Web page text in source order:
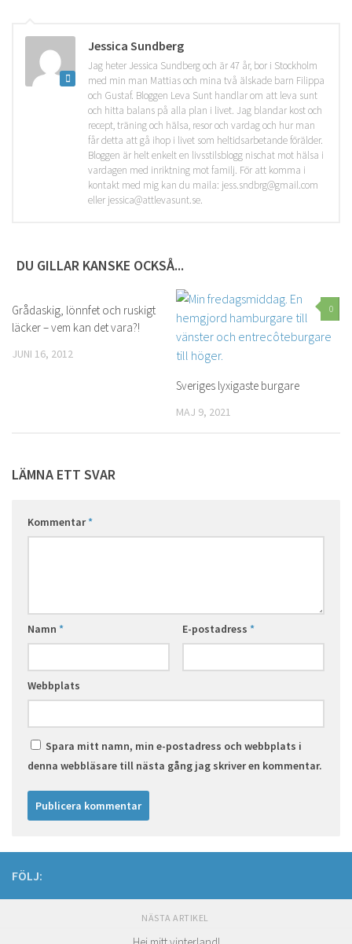
Jessica Sundberg
Jag heter Jessica Sundberg och är 47 år, bor i Stockholm
med min man Mattias och mina två älskade barn Filippa
och Gustaf. Bloggen Leva Sunt handlar om att leva sunt
och hitta balans på alla plan i livet. Jag blandar kost och
recept, träning och hälsa, resor och vardag och hur man
får detta att gå ihop i livet som heltidsarbetande förälder.
Bloggen är helt enkelt en livsstilsblogg nischat mot hälsa i
vardagen med inriktning mot familj. För att komma i
kontakt med mig kan du maila: jess.sndbrg@gmail.com
eller jessica@attlevasunt.se.
DU GILLAR KANSKE OCKSÅ...
Grådaskig, lönnfet och ruskigt
läcker – vem kan det vara?!
JUNI 16, 2012
0
Sveriges lyxigaste burgare
MAJ 9, 2021
LÄMNA ETT SVAR
Kommentar*
Namn * E-postadress *
Webbplats
Spara mitt namn, min e-postadress och webbplats i
denna webbläsare till nästa gång jag skriver en kommentar.
FÖLJ:
NÄSTA ARTIKEL